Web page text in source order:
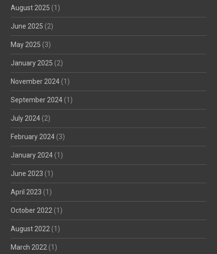
August 2025 (1)
June 2025 (2)
May 2025 (3)
January 2025 (2)
November 2024 (1)
September 2024 (1)
July 2024 (2)
February 2024 (3)
January 2024 (1)
June 2023 (1)
April 2023 (1)
October 2022 (1)
August 2022 (1)
March 2022 (1)